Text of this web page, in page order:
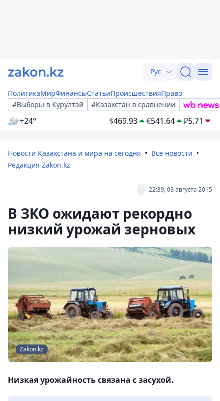
Рус
ПолитикаМирФинансыСтатьиПроисшествияПраво
#Выборы в Курултай
#Казахстан в сравнении
+24° $469.93 €541.64 ₽5.71
Новости Казахстана и мира на сегодня
Все новости
Редакция Zakon.kz
22:39, 03 августа 2015
В ЗКО ожидают рекордно
низкий урожай зерновых
Zakon.kz
Низкая урожайность связана с засухой.